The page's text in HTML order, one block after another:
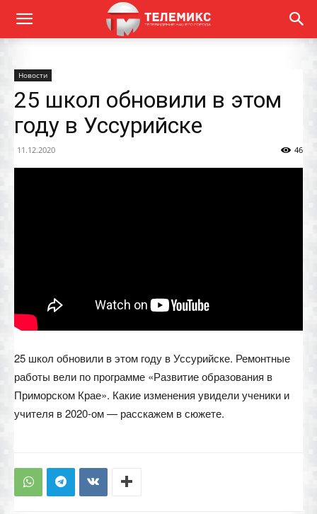
Новости
25 школ обновили в этом
году в Уссурийске
11.12.2020 46
25 школ обновили в этом году в Уссурийске. Ремонтные
работы вели по программе «Развитие образования в
Приморском Крае». Какие изменения увидели ученики и
учителя в 2020-ом — расскажем в сюжете.